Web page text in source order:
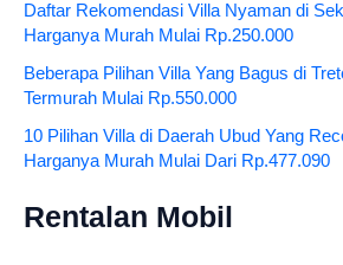
Daftar Rekomendasi Villa Nyaman di
Harganya Murah Mulai Rp.250.000
Beberapa Pilihan Villa Yang Bagus di
Termurah Mulai Rp.550.000
10 Pilihan Villa di Daerah Ubud Yang
Harganya Murah Mulai Dari Rp.477.090
Rentalan Mobil